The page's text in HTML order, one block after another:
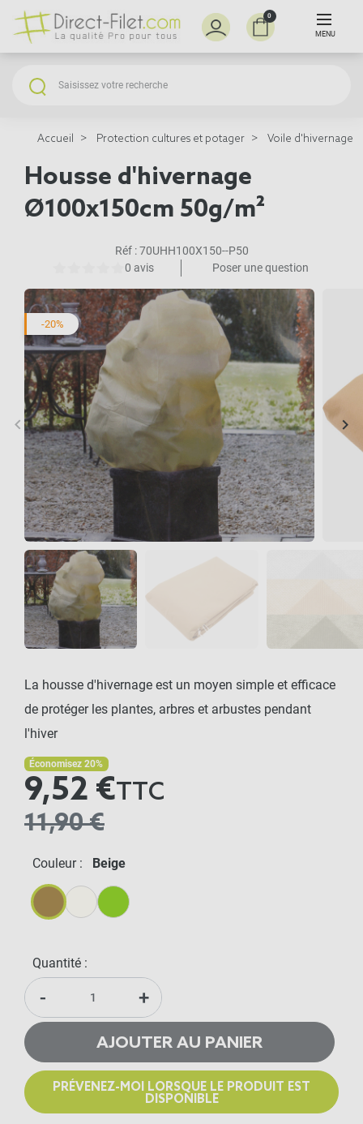
0
MENU
Accueil Protection cultures et potager Voile d'hivernage
Housse d'hivernage
Ø100x150cm 50g/m²
Réf :70UHH100X150--P50
0 avis
Poser une question
-20%
Précédent
keyboard_arrow_left keyboard_arrow_right
La housse d'hivernage est un moyen simple et efficace
de protéger les plantes, arbres et arbustes pendant
l'hiver
Économisez 20%
9,52 €TTC
11,90 €
Couleur : Beige
Quantité :
- +
AJOUTER AU PANIER
PRÉVENEZ-MOI LORSQUE LE PRODUIT EST
DISPONIBLE